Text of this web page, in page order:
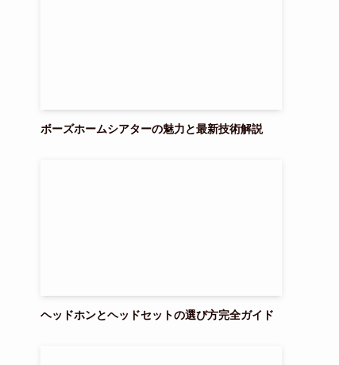
ボーズホームシアターの魅力と最新技術解説
ヘッドホンとヘッドセットの選び方完全ガイド